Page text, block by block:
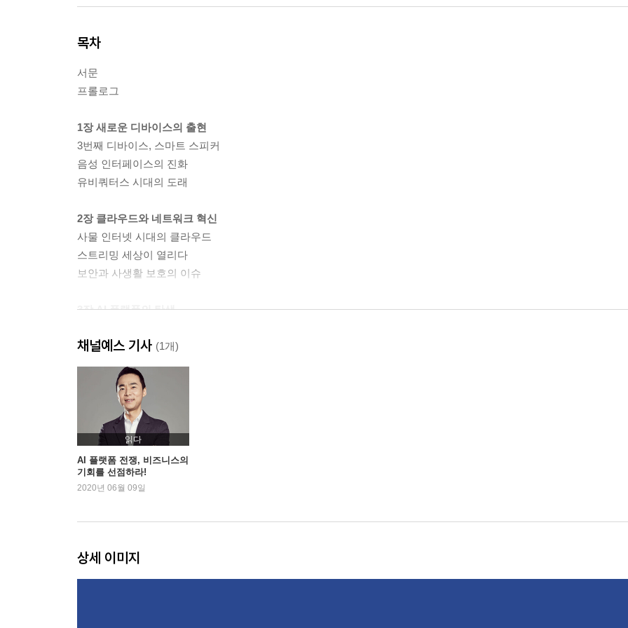
목차
서문
프롤로그
1장 새로운 디바이스의 출현
3번째 디바이스, 스마트 스피커
음성 인터페이스의 진화
유비쿼터스 시대의 도래
2장 클라우드와 네트워크 혁신
사물 인터넷 시대의 클라우드
스트리밍 세상이 열리다
보안과 사생활 보호의 이슈
3장 AI 플랫폼의 탄생
플랫폼 승자의 조건
AI 플랫폼 생태계
AI 플랫폼의 진화와 영향
4장 AI 플랫폼 전쟁의 시작
아마존 vs. 구글
확실한 우위 없는 예측불허의 한국은 3파전
5장 AI 플랫폼이 가져올 비즈니스 혁신
광고 시장의 지각변동
채널예스 기사 (1개)
읽다
AI 플랫폼 전쟁, 비즈니스의
기회를 선점하라!
2020년 06월 09일
상세 이미지